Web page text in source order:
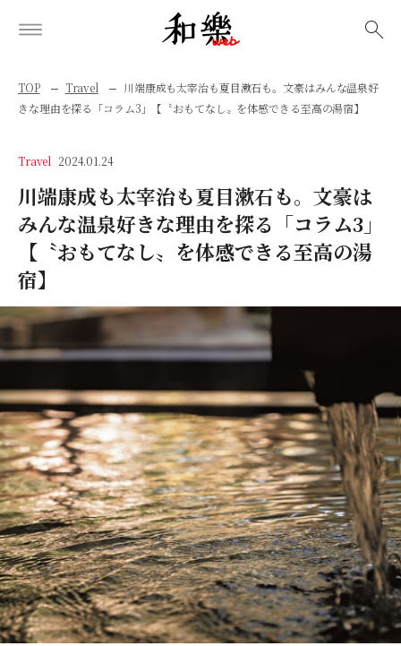
TOP Travel
川端康成も太宰治も夏目漱石も。文豪はみんな温泉好
きな理由を探る「コラム3」【〝おもてなし〟を体感できる至高の湯宿】
Travel 2024.01.24
川端康成も太宰治も夏目漱石も。文豪は
みんな温泉好きな理由を探る「コラム3」
【〝おもてなし〟を体感できる至高の湯
宿】